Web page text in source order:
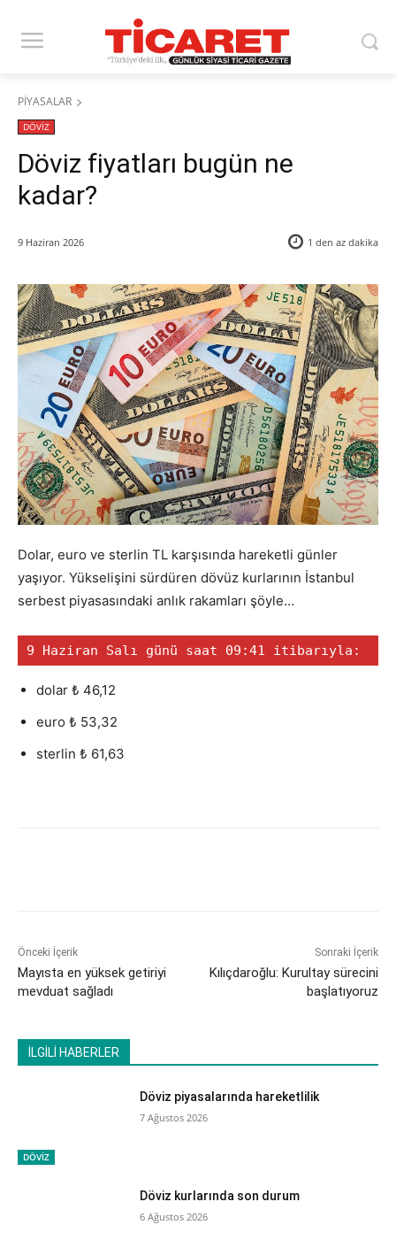
PİYASALAR
DÖVİZ
Döviz fiyatları bugün ne
kadar?
9 Haziran 2026 1 den az dakika
Dolar, euro ve sterlin TL karşısında hareketli günler
yaşıyor. Yükselişini sürdüren dövüz kurlarının İstanbul
serbest piyasasındaki anlık rakamları şöyle…
9 Haziran Salı günü saat 09:41 itibarıyla:
dolar ₺ 46,12
euro ₺ 53,32
sterlin ₺ 61,63
Önceki İçerik
Mayısta en yüksek getiriyi
mevduat sağladı
Sonraki İçerik
​Kılıçdaroğlu: Kurultay sürecini
başlatıyoruz
İLGİLİ HABERLER
DÖVİZ
Döviz piyasalarında hareketlilik
7 Ağustos 2026
Döviz kurlarında son durum
6 Ağustos 2026